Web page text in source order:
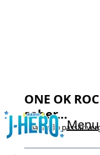
Menu
ONE OK
saber…
…para não passar